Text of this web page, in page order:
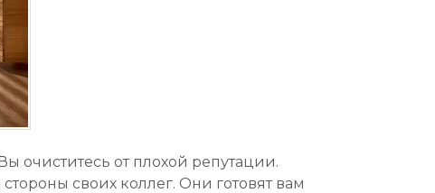
очиститесь от плохой репутации.
своих коллег. Они готовят вам